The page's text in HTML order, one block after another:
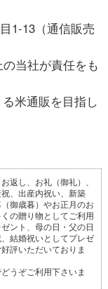
1-13（通信販売
当社が責任をも
米通販を目指し
返し、お礼（御礼）、
、出産内祝い、新築
御歳暮）やお正月のお
の贈り物としてご利用
ント、母の日・父の日
結婚祝いとしてプレゼ
評いただいておりま
うぞご利用下さいま